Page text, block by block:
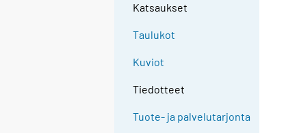
Katsaukset
Taulukot
Kuviot
Tiedotteet
Tuote- ja palvelutarjonta